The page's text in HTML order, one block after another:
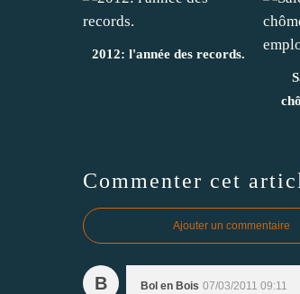
2012: l'année des records.
Commenter cet
Ajouter un commentaire
B Bol en Bois 07/03/2011 09:11